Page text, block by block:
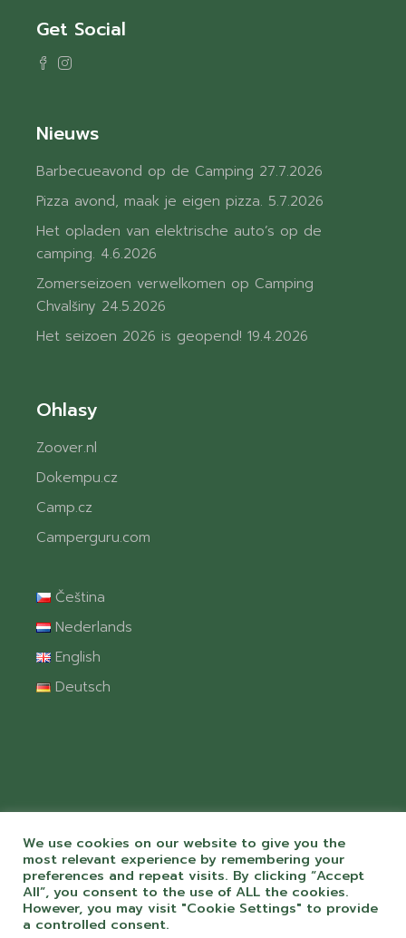
Get Social
Nieuws
Barbecueavond op de Camping 27.7.2026
Pizza avond, maak je eigen pizza. 5.7.2026
Het opladen van elektrische auto’s op de
camping. 4.6.2026
Zomerseizoen verwelkomen op Camping
Chvalšiny 24.5.2026
Het seizoen 2026 is geopend! 19.4.2026
Ohlasy
Zoover.nl
Dokempu.cz
Camp.cz
Camperguru.com
Čeština
Nederlands
English
Deutsch
© 2026 Camping Chvalšiny spol. s r.o. S
péčí a láskou k webům od
ToMiluju.cz
We use cookies on our website to give you the
most relevant experience by remembering your
preferences and repeat visits. By clicking “Accept
All”, you consent to the use of ALL the cookies.
However, you may visit "Cookie Settings" to provide
a controlled consent.